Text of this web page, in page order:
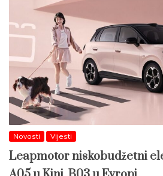
Novosti Vijesti
Leapmotor niskobudžetni